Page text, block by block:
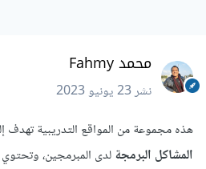
محمد Fahmy
نشر23 يونيو 2023
هذه مجموعة من المواقع التدريبية تهدف
المشاكل البرمجةلدى المبرمجين،